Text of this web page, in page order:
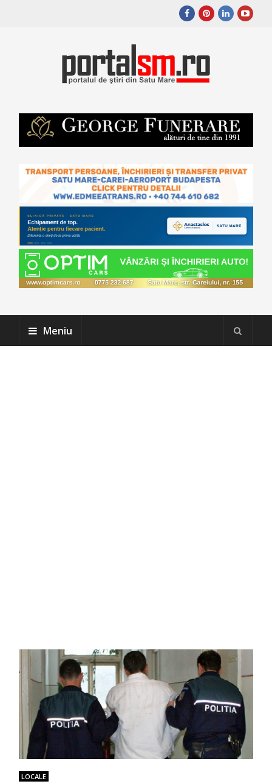
Meniu
LOCALE